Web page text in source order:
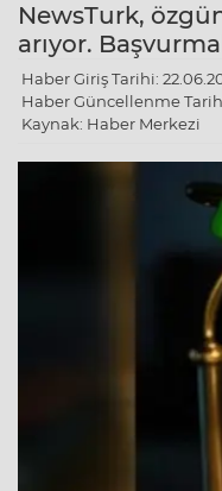
NewsTurk,
arıyor.
Haber Giriş Tarihi:
Haber Güncellenme
Kaynak: Haber Merkezi